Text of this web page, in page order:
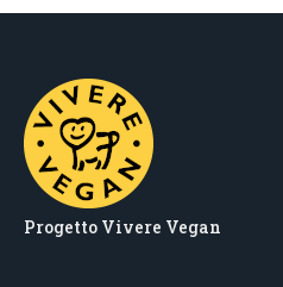
Progetto Vivere Vegan